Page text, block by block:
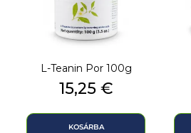
L-Teanin Por 100g
Ár
15,25 €
KOSÁRBA